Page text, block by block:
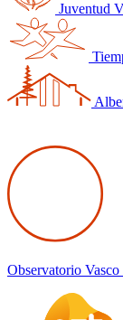
Juventud
Observatorio